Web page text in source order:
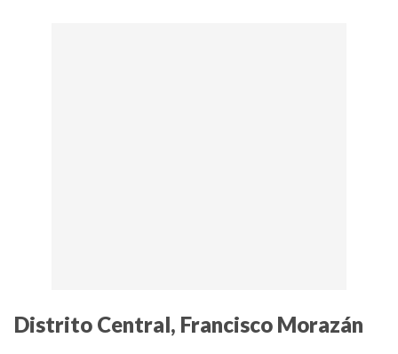
Distrito Central, Francisco Morazán